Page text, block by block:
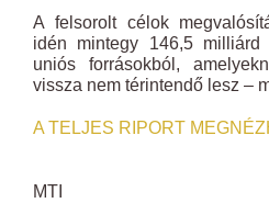
A felsorolt célok
idén mintegy 146,5
uniós forrásokból,
vissza nem térintendő lesz –
A TELJES RIPORT
MTI